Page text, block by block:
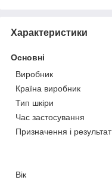
Характеристики
Основні
Виробник
Країна виробник
Тип шкіри
Час застосування
Призначення і результат
Вік